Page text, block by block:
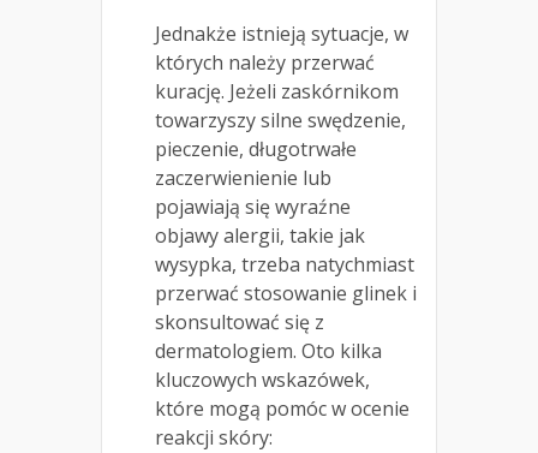
Jednakże istnieją sytuacje, w
których należy przerwać
kurację. Jeżeli zaskórnikom
towarzyszy silne swędzenie,
pieczenie, długotrwałe
zaczerwienienie lub
pojawiają się wyraźne
objawy alergii, takie jak
wysypka, trzeba natychmiast
przerwać stosowanie glinek i
skonsultować się z
dermatologiem. Oto kilka
kluczowych wskazówek,
które mogą pomóc w ocenie
reakcji skóry: